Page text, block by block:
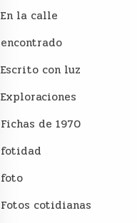
En la calle
encontrado
Escrito con luz
Exploraciones
Fichas de 1970
fotidad
foto
Fotos cotidianas